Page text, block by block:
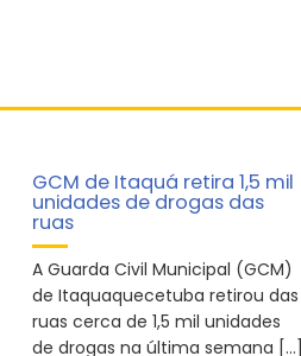
GCM de Itaquá retira 1,5 mil
unidades de drogas das
ruas
A Guarda Civil Municipal (GCM)
de Itaquaquecetuba retirou das
ruas cerca de 1,5 mil unidades
de drogas na última semana […]